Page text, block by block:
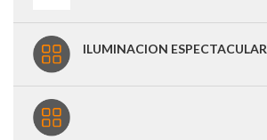
ILUMINACION ESPECTACULAR